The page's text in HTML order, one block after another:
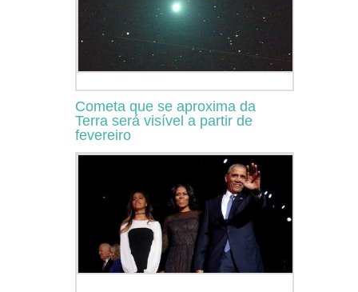
Cometa que se aproxima da
Terra será visível a partir de
fevereiro